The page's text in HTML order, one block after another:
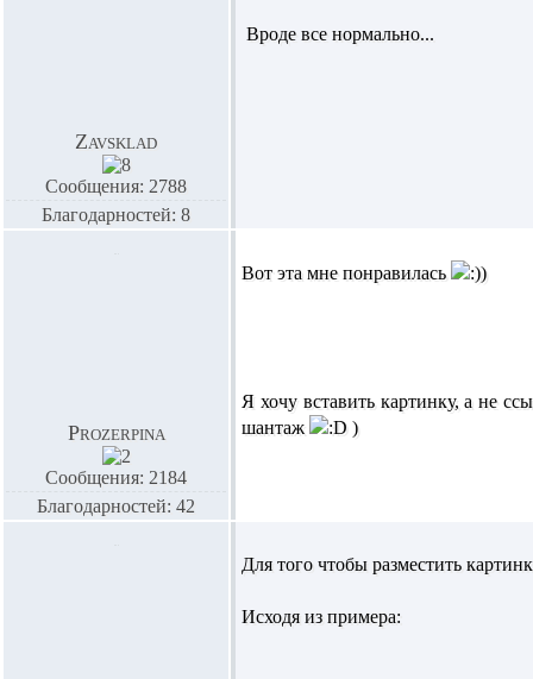
Zavsklad
Сообщения: 2788
Благодарностей: 8
Вроде все нормально...
Prozerpina
Сообщения: 2184
Благодарностей: 42
Вот эта мне понравилась
Я хочу вставить картинку, а не
шантаж
)
Для того чтобы разместить
Исходя из примера: